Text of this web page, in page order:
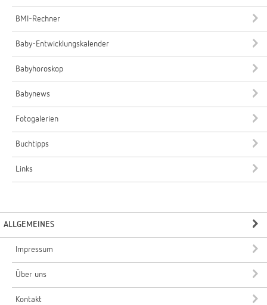
BMI-Rechner
Baby-Entwicklungskalender
Babyhoroskop
Babynews
Fotogalerien
Buchtipps
Links
ALLGEMEINES
Impressum
Über uns
Kontakt